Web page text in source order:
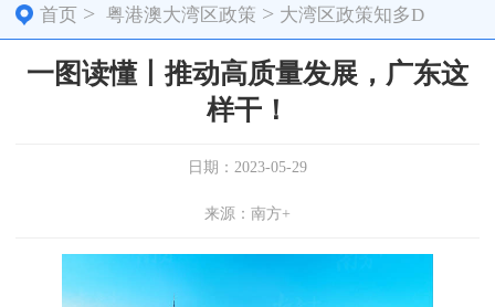
首页 >粤港澳大湾区政策 > 大湾区政策知多D
一图读懂丨推动高质量发展，广东这
样干！
日期：2023-05-29
来源：南方+